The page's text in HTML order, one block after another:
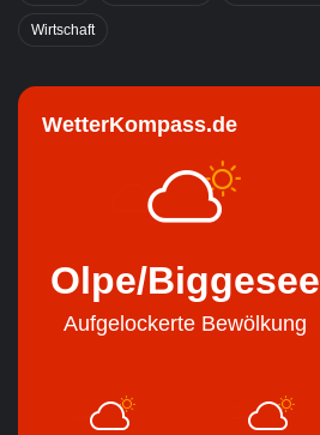
Wirtschaft
WetterKompass.de
Olpe/Biggesee
Aufgelockerte Bewölkung